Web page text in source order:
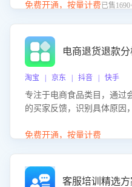
议，助力商家优化产品或服
免费开通，按量计费已售
电商退货退款
淘宝 | 京东 | 抖音 | 快手
专注于电商食品类目，通过
的买家反馈，识别具体原因
商家降低退款率，提升售后
免费开通，按量计费
客服培训精选